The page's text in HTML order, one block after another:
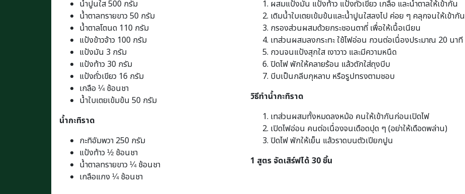
น้ำปูนใส 500 กรัม
น้ำตาลทรายขาว 50 กรัม
น้ำตาลโตนด 110 กรัม
แป้งข้าวจ้าว 100 กรัม
แป้งมัน 3 กรัม
แป้งท้าว 30 กรัม
แป้งถั่วเขียว 16 กรัม
เกลือ ¼ ช้อนชา
น้ำใบเตยเข้มข้น 50 กรัม
น้ำกะทิราด
กะทิอัมพวา 250 กรัม
แป้งท้าว ½ ช้อนชา
น้ำตาลทรายขาว ¼ ช้อนชา
เกลือแกง ¼ ช้อนชา
ผสมแป้งมัน แป้งท้าว แป้งถั่วเขียว เกลือ และน้ำตาลให้เข้ากัน
เติมน้ำใบเตยเข้มข้นและน้ำปูนใสลงไป ค่อย ๆ คลุกจนให้เข้ากัน
กรองส่วนผสมด้วยกระชอนตาถี่ เพื่อให้เนื้อเนียน
เทส่วนผสมลงกระทะ ใช้ไฟอ่อน กวนต่อเนื่องประมาณ 20 นาที
กวนจนแป้งสุกใส เงาวาว และมีความหนืด
ปิดไฟ พักให้คลายร้อน แล้วตักใส่ถุงบีบ
บีบเป็นกลีบกุหลาบ หรือรูปทรงตามชอบ
วิธีทำน้ำกะทิราด
เทส่วนผสมทั้งหมดลงหม้อ คนให้เข้ากันก่อนเปิดไฟ
เปิดไฟอ่อน คนต่อเนื่องจนเดือดปุด ๆ (อย่าให้เดือดพล่าน)
ปิดไฟ พักให้เย็น แล้วราดบนตัวเปียกปูน
1 สูตร จัดเสิร์ฟได้ 30 ชิ้น